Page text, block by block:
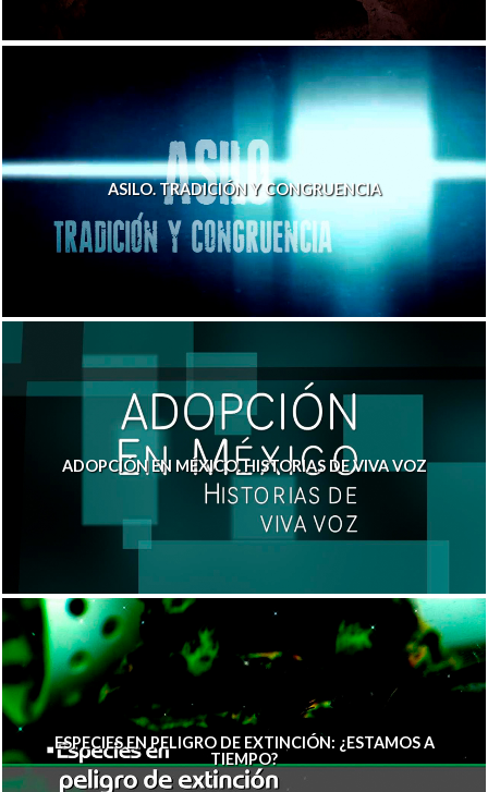
ASILO. TRADICIÓN Y CONGRUENCIA
ADOPCIÓN EN MÉXICO. HISTORIAS DE VIVA VOZ
ESPECIES EN PELIGRO DE EXTINCIÓN: ¿ESTAMOS A
TIEMPO?